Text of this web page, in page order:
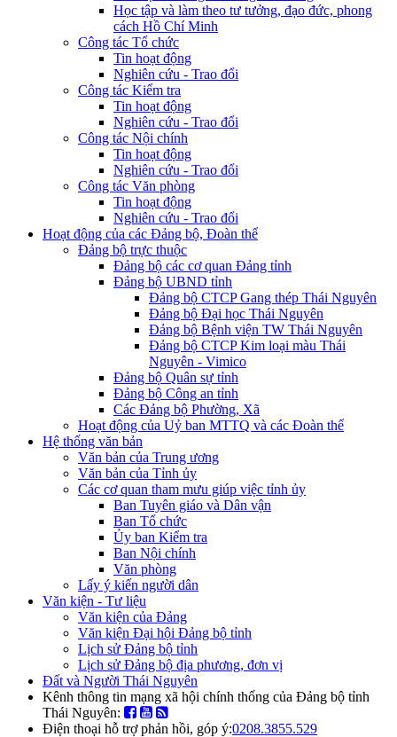
Học tập và làm theo tư tưởng, đạo đức, phong
cách Hồ Chí Minh
Công tác Tổ chức
Tin hoạt động
Nghiên cứu - Trao đổi
Công tác Kiểm tra
Tin hoạt động
Nghiên cứu - Trao đổi
Công tác Nội chính
Tin hoạt động
Nghiên cứu - Trao đổi
Công tác Văn phòng
Tin hoạt động
Nghiên cứu - Trao đổi
Hoạt động của các Đảng bộ, Đoàn thể
Đảng bộ trực thuộc
Đảng bộ các cơ quan Đảng tỉnh
Đảng bộ UBND tỉnh
Đảng bộ CTCP Gang thép Thái Nguyên
Đảng bộ Đại học Thái Nguyên
Đảng bộ Bệnh viện TW Thái Nguyên
Đảng bộ CTCP Kim loại màu Thái
Nguyên - Vimico
Đảng bộ Quân sự tỉnh
Đảng bộ Công an tỉnh
Các Đảng bộ Phường, Xã
Hoạt động của Uỷ ban MTTQ và các Đoàn thể
Hệ thống văn bản
Văn bản của Trung ương
Văn bản của Tỉnh ủy
Các cơ quan tham mưu giúp việc tỉnh ủy
Ban Tuyên giáo và Dân vận
Ban Tổ chức
Ủy ban Kiểm tra
Ban Nội chính
Văn phòng
Lấy ý kiến người dân
Văn kiện - Tư liệu
Văn kiện của Đảng
Văn kiện Đại hội Đảng bộ tỉnh
Lịch sử Đảng bộ tỉnh
Lịch sử Đảng bộ địa phương, đơn vị
Đất và Người Thái Nguyên
Kênh thông tin mạng xã hội chính thống của Đảng bộ tỉnh
Thái Nguyên:
Điện thoại hỗ trợ phản hồi, góp ý:0208.3855.529